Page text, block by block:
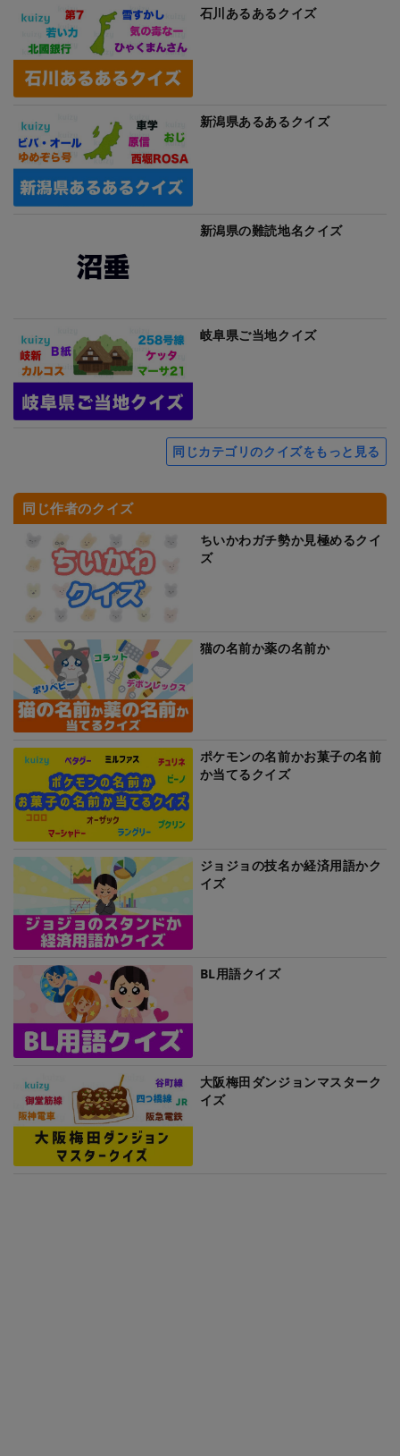
石川あるあるクイズ
新潟県あるあるクイズ
新潟県の難読地名クイズ
岐阜県ご当地クイズ
同じカテゴリのクイズをもっと見る
同じ作者のクイズ
ちいかわガチ勢か見極めるクイ
ズ
猫の名前か薬の名前か
ポケモンの名前かお菓子の名前
か当てるクイズ
ジョジョの技名か経済用語かク
イズ
BL用語クイズ
大阪梅田ダンジョンマスターク
イズ